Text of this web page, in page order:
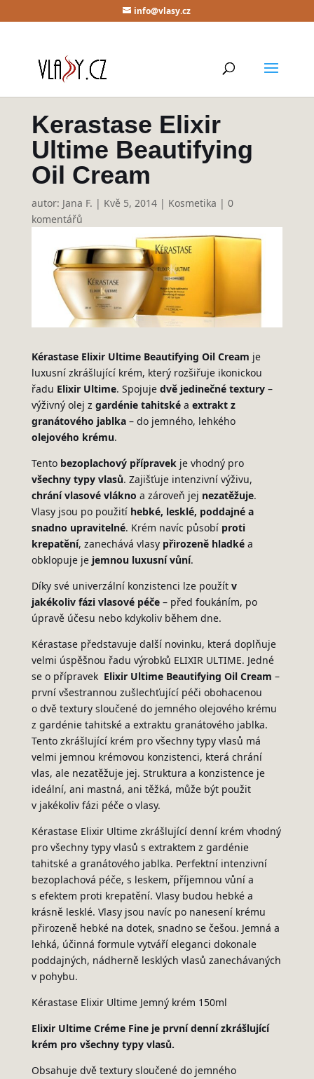
info@vlasy.cz
Kerastase Elixir
Ultime Beautifying
Oil Cream
autor: Jana F. | Kvě 5, 2014| Kosmetika | 0
komentářů
Kérastase Elixir Ultime Beautifying Oil Cream je
luxusní zkrášlující krém, který rozšiřuje ikonickou
řadu Elixir Ultime. Spojuje dvě jedinečné textury–
výživný olej z gardénie tahitskéa extrakt z
granátového jablka– do jemného, lehkého
olejového krému.
Tento bezoplachový přípravekje vhodný pro
všechny typy vlasů. Zajišťuje intenzivní výživu,
chrání vlasové vlákno a zároveň jej nezatěžuje.
Vlasy jsou po použití hebké, lesklé, poddajné a
snadno upravitelné. Krém navíc působí proti
krepatění, zanechává vlasy přirozeně hladkéa
obklopuje je jemnou luxusní vůní.
Díky své univerzální konzistenci lze použít v
jakékoliv fázi vlasové péče– před foukáním, po
úpravě účesu nebo kdykoliv během dne.
Kérastase představuje další novinku, která doplňuje
velmi úspěšnou řadu výrobků ELIXIR ULTIME. Jedné
se o přípravek Elixir Ultime Beautifying Oil Cream –
první všestrannou zušlechťující péči obohacenou
o dvě textury sloučené do jemného olejového krému
z gardénie tahitské a extraktu granátového jablka.
Tento zkrášlující krém pro všechny typy vlasů má
velmi jemnou krémovou konzistenci, která chrání
vlas, ale nezatěžuje jej. Struktura a konzistence je
ideální, ani mastná, ani těžká, může být použit
v jakékoliv fázi péče o vlasy.
Kérastase Elixir Ultime zkrášlující denní krém vhodný
pro všechny typy vlasů s extraktem z gardénie
tahitské a granátového jablka. Perfektní intenzivní
bezoplachová péče, s leskem, příjemnou vůní a
s efektem proti krepatění. Vlasy budou hebké a
krásně lesklé. Vlasy jsou navíc po nanesení krému
přirozeně hebké na dotek, snadno se češou. Jemná a
lehká, účinná formule vytváří eleganci dokonale
poddajných, nádherně lesklých vlasů zanechávaných
v pohybu.
Kérastase Elixir Ultime Jemný krém 150ml
Elixir Ultime Créme Fine je první denní zkrášlující
krém pro všechny typy vlasů.
Obsahuje dvě textury sloučené do jemného